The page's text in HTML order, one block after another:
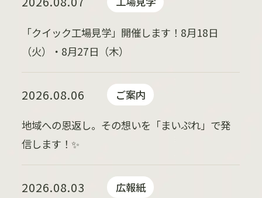
「クイック工場見学」開催します！8月18日
（火）・8月27日（木）
2026.08.06 ご案内
地域への恩返し。その想いを「まいぷれ」で発
信します！✨
2026.08.03 広報紙